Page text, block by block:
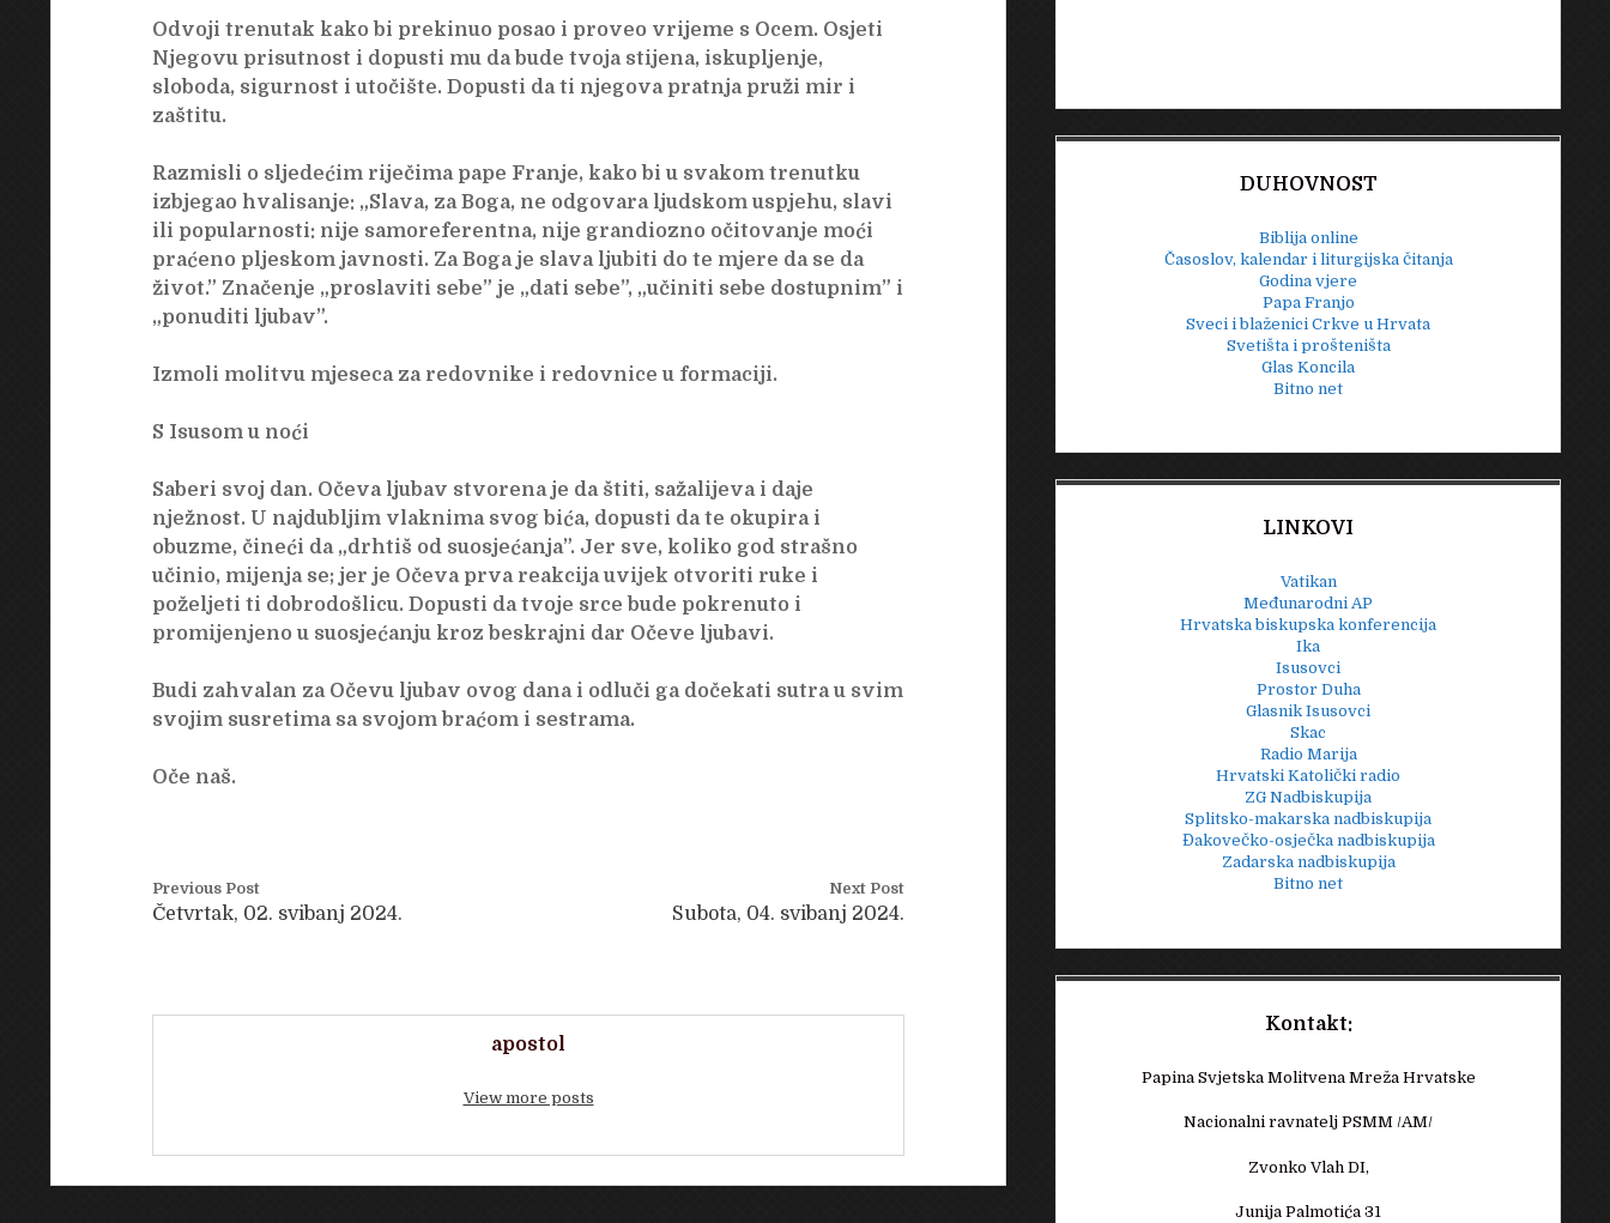
Odvoji trenutak kako bi prekinuo posao i proveo vrijeme s Ocem. Osjeti
Njegovu prisutnost i dopusti mu da bude tvoja stijena, iskupljenje,
sloboda, sigurnost i utočište. Dopusti da ti njegova pratnja pruži mir i
zaštitu.
Razmisli o sljedećim riječima pape Franje, kako bi u svakom trenutku
izbjegao hvalisanje: „Slava, za Boga, ne odgovara ljudskom uspjehu, slavi
ili popularnosti: nije samoreferentna, nije grandiozno očitovanje moći
praćeno pljeskom javnosti. Za Boga je slava ljubiti do te mjere da se da
život.” Značenje „proslaviti sebe” je „dati sebe”, „učiniti sebe dostupnim” i
„ponuditi ljubav”.
Izmoli molitvu mjeseca za redovnike i redovnice u formaciji.
S Isusom u noći
Saberi svoj dan. Očeva ljubav stvorena je da štiti, sažalijeva i daje
nježnost. U najdubljim vlaknima svog bića, dopusti da te okupira i
obuzme, čineći da „drhtiš od suosjećanja”. Jer sve, koliko god strašno
učinio, mijenja se; jer je Očeva prva reakcija uvijek otvoriti ruke i
poželjeti ti dobrodošlicu. Dopusti da tvoje srce bude pokrenuto i
promijenjeno u suosjećanju kroz beskrajni dar Očeve ljubavi.
Budi zahvalan za Očevu ljubav ovog dana i odluči ga dočekati sutra u svim
svojim susretima sa svojom braćom i sestrama.
Oče naš.
Previous Post
Četvrtak, 02. svibanj 2024.
Next Post
Subota, 04. svibanj 2024.
apostol
View more posts
DUHOVNOST
Biblija online
Časoslov, kalendar i liturgijska čitanja
Godina vjere
Papa Franjo
Sveci i blaženici Crkve u Hrvata
Svetišta i prošteništa
Glas Koncila
Bitno net
LINKOVI
Vatikan
Međunarodni AP
Hrvatska biskupska konferencija
Ika
Isusovci
Prostor Duha
Glasnik Isusovci
Skac
Radio Marija
Hrvatski Katolički radio
ZG Nadbiskupija
Splitsko-makarska nadbiskupija
Đakovečko-osječka nadbiskupija
Zadarska nadbiskupija
Bitno net
Kontakt:
Papina Svjetska Molitvena Mreža Hrvatske
Nacionalni ravnatelj PSMM /AM/
Zvonko Vlah DI,
Junija Palmotića 31